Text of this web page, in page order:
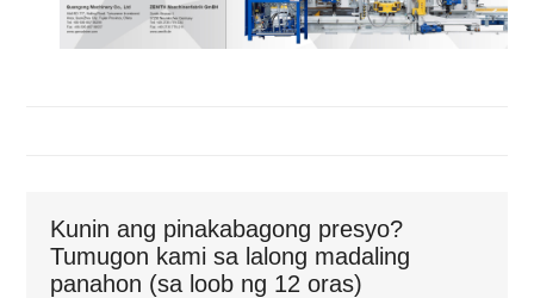
Kunin ang pinakabagong presyo?
Tumugon kami sa lalong madaling
panahon (sa loob ng 12 oras)